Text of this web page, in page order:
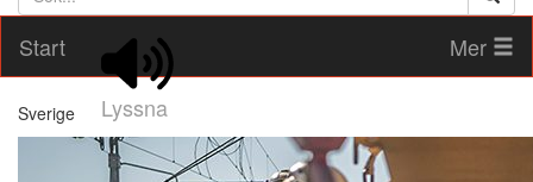
Start
Lyssna
Mer
Sverige